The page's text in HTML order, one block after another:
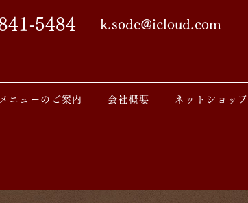
5484 k.sode@icloud.com
メニューのご案内 会社概要 ネットショップ